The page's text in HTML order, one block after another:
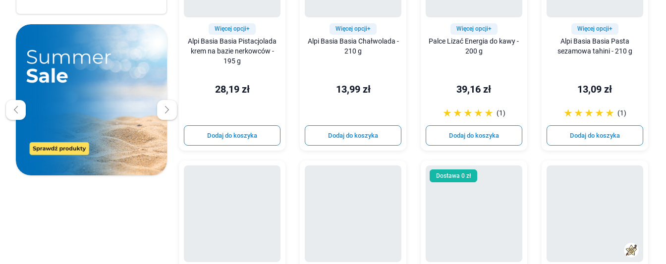
Więcej opcji+
Alpi Basia Basia Pistacjolada
krem na bazie nerkowców -
195 g
28,19 zł
Dodaj do koszyka
Więcej opcji+
Alpi Basia Basia Chałwolada -
210 g
13,99 zł
Dodaj do koszyka
Więcej opcji+
Palce Lizać Energia do kawy -
200 g
39,16 zł
☆☆☆☆☆
★★★★★ (1)
Dodaj do koszyka
Więcej opcji+
Alpi Basia Basia Pasta
sezamowa tahini - 210 g
13,09 zł
☆☆☆☆☆
★★★★★ (1)
Dodaj do koszyka
Dostawa 0 zł